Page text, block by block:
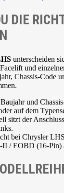
DIE
unterscheiden
und
Chassis-Code
und
auf dem
sitzt der
bei Chrysler
II / EOBD (16-Pin)